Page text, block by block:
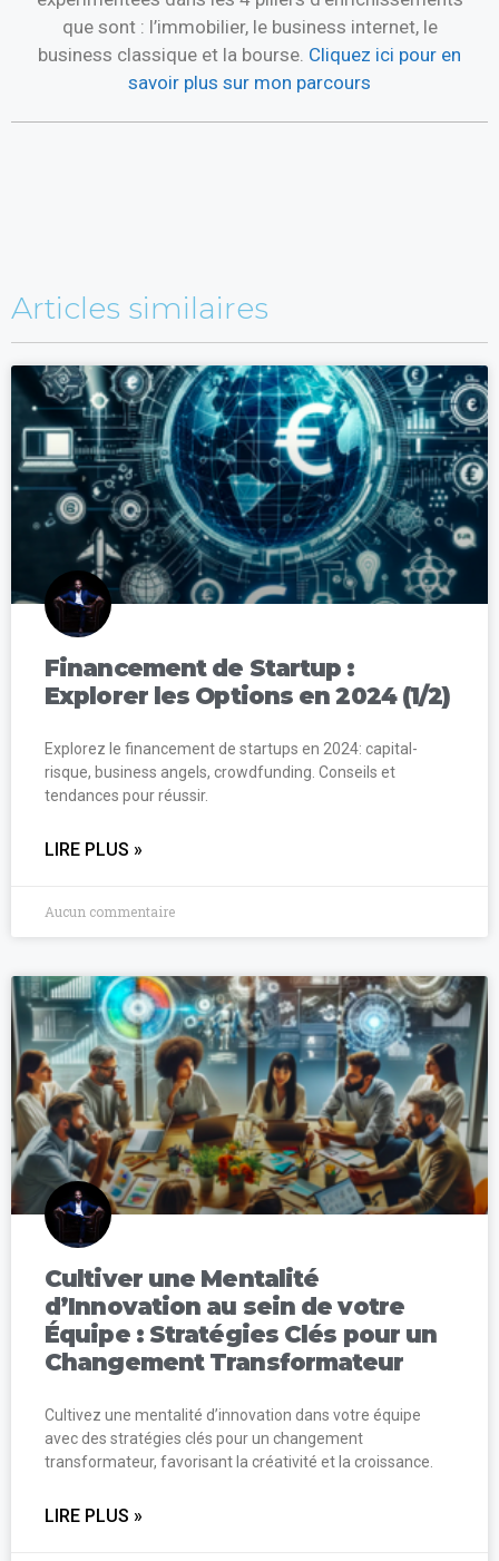
que sont : l’immobilier, le business internet, le
business classique et la bourse. Cliquez ici pour en
savoir plus sur mon parcours
Articles similaires
Financement de Startup :
Explorer les Options en 2024 (1/2)
Explorez le financement de startups en 2024: capital-
risque, business angels, crowdfunding. Conseils et
tendances pour réussir.
LIRE PLUS »
Aucun commentaire
Cultiver une Mentalité
d’Innovation au sein de votre
Équipe : Stratégies Clés pour un
Changement Transformateur
Cultivez une mentalité d’innovation dans votre équipe
avec des stratégies clés pour un changement
transformateur, favorisant la créativité et la croissance.
LIRE PLUS »